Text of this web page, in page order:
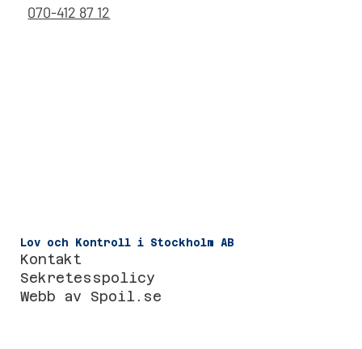
070-412 87 12
Lov och Kontroll i Stockholm AB
Kontakt
Sekretesspolicy
Webb av Spoil.se